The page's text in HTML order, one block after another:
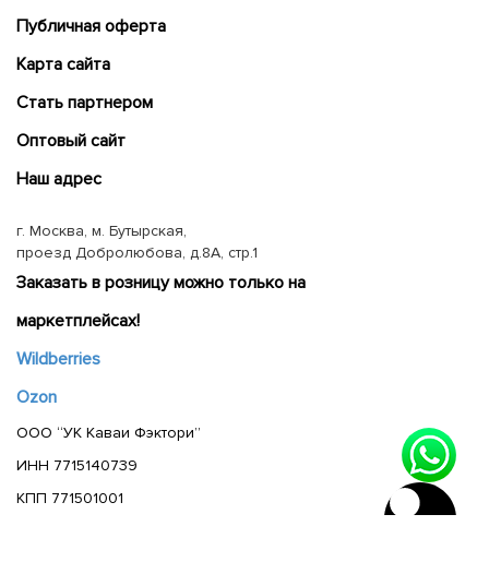
Публичная оферта
Карта сайта
Cтать партнером
Оптовый сайт
Наш адрес
г. Москва, м. Бутырская,
проезд Добролюбова, д.8А, стр.1
Заказать в розницу можно только на
маркетплейсах!
Wildberries
Ozon
ООО “УК Каваи Фэктори”
ИНН 7715140739
КПП 771501001